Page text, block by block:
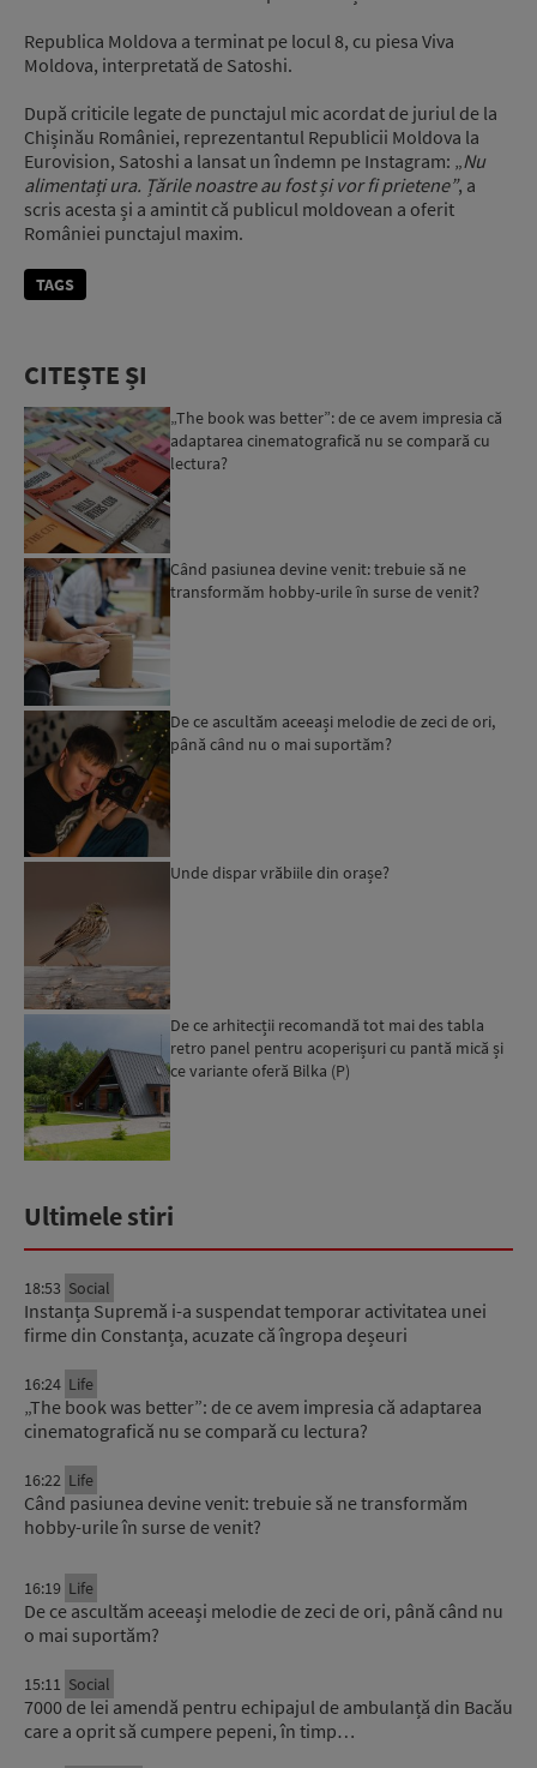
Republica Moldova a terminat pe locul 8, cu piesa Viva
Moldova, interpretată de Satoshi.
După criticile legate de punctajul mic acordat de juriul de la
Chișinău României, reprezentantul Republicii Moldova la
Eurovision, Satoshi a lansat un îndemn pe Instagram: „Nu
alimentați ura. Țările noastre au fost și vor fi prietene”, a
scris acesta și a amintit că publicul moldovean a oferit
României punctajul maxim.
TAGS
CITEȘTE ȘI
„The book was better”: de ce avem impresia că
adaptarea cinematografică nu se compară cu
lectura?
Când pasiunea devine venit: trebuie să ne
transformăm hobby-urile în surse de venit?
De ce ascultăm aceeași melodie de zeci de ori,
până când nu o mai suportăm?
Unde dispar vrăbiile din orașe?
De ce arhitecții recomandă tot mai des tabla
retro panel pentru acoperișuri cu pantă mică și
ce variante oferă Bilka (P)
Ultimele stiri
18:53 Social
Instanța Supremă i-a suspendat temporar activitatea unei
firme din Constanța, acuzate că îngropa deșeuri
16:24 Life
„The book was better”: de ce avem impresia că adaptarea
cinematografică nu se compară cu lectura?
16:22 Life
Când pasiunea devine venit: trebuie să ne transformăm
hobby-urile în surse de venit?
16:19 Life
De ce ascultăm aceeași melodie de zeci de ori, până când nu
o mai suportăm?
15:11 Social
7000 de lei amendă pentru echipajul de ambulanță din Bacău
care a oprit să cumpere pepeni, în timp…